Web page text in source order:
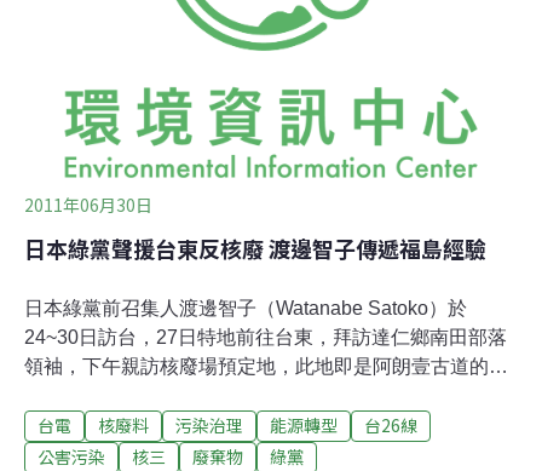
主席潘壯志等地方人士，都對於縣府阻礙地方發展感到不
滿，鐘振文說，開通計畫從91年規劃至今，當年在環保團
廊，避開海岸線和阿塱壹古道，當年縣長也承諾興
2011年06月30日
日本綠黨聲援台東反核廢 渡邊智子傳遞福島經驗
日本綠黨前召集人渡邊智子（Watanabe Satoko）於
24~30日訪台，27日特地前往台東，拜訪達仁鄉南田部落
領袖，下午親訪核廢場預定地，此地即是阿朗壹古道的北
往核三廠的核廢公路。她當天晚上和台東廢核反核廢聯盟
共同參與「揭穿核電廠與核廢場真相」座談會，報告後福
台電 核廢料 污染治理 能源轉型
台26線
公害污染
核三 廢棄物 綠黨